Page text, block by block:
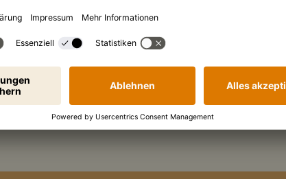
Pak Choi, in mundgerechte Stücke
Kikkoman Ponzu - Würzsauce mit
und Essig, mit Zitronengeschmack
Olivenöl